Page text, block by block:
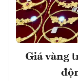
Giá vàng